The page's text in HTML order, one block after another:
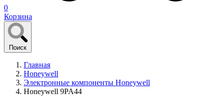
0
Корзина
Поиск
Главная
Honeywell
Электронные компоненты Honeywell
Honeywell 9PA44